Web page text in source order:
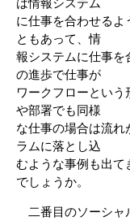
に仕事を合わせるよ
ともあって、情
報システムに仕事を
の進歩で仕事が
ワークフローとい
や部署でも同様
な仕事の場合は流
ラムに落とし込
むような事例も出て
でしょうか。
二番目のソーシャ